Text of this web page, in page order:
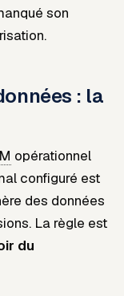
son
: la
opérationnel
configuré est
des données
La règle est
du